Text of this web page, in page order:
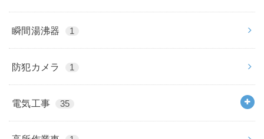
瞬間湯沸器 1
防犯カメラ 1
電気工事 35